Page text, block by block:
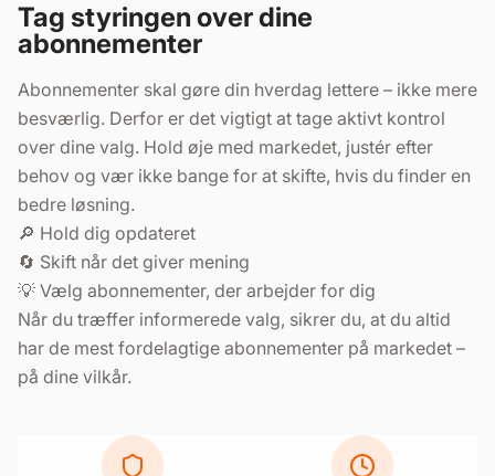
Tag styringen over dine
abonnementer
Abonnementer skal gøre din hverdag lettere – ikke mere
besværlig. Derfor er det vigtigt at tage aktivt kontrol
over dine valg. Hold øje med markedet, justér efter
behov og vær ikke bange for at skifte, hvis du finder en
bedre løsning.
🔎 Hold dig opdateret
🔄 Skift når det giver mening
💡 Vælg abonnementer, der arbejder for dig
Når du træffer informerede valg, sikrer du, at du altid
har de mest fordelagtige abonnementer på markedet –
på dine vilkår.